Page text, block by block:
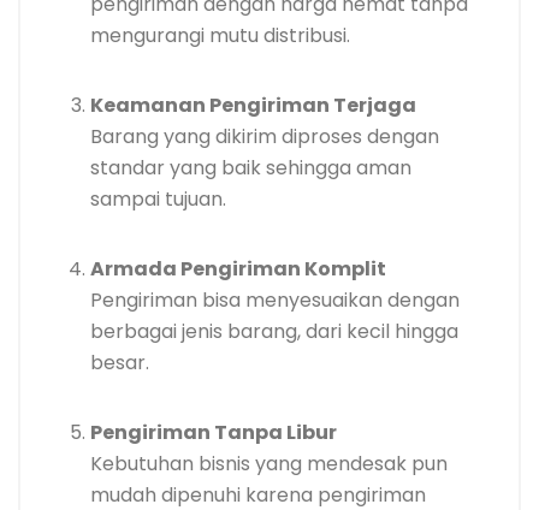
mengurangi mutu distribusi.
Keamanan Pengiriman Terjaga
Barang yang dikirim diproses dengan
standar yang baik sehingga aman
sampai tujuan.
Armada Pengiriman Komplit
Pengiriman bisa menyesuaikan dengan
berbagai jenis barang, dari kecil hingga
besar.
Pengiriman Tanpa Libur
Kebutuhan bisnis yang mendesak pun
mudah dipenuhi karena pengiriman